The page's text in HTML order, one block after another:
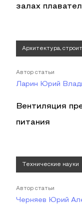
залах
Архитектура,
Автор статьи
Ларин Юрий
Вентиляция
питания
Технические науки
Автор статьи
Черняев Юрий